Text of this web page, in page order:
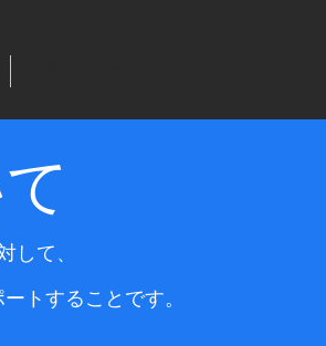
して、
トすることです。